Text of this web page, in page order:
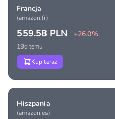
Francja
(amazon.fr)
559.58 PLN +26.0%
19d temu
Kup teraz
Hiszpania
(amazon.es)